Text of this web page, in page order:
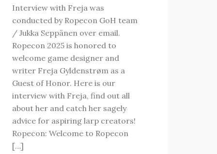
Interview with Freja was
conducted by Ropecon GoH team
/ Jukka Seppänen over email.
Ropecon 2025 is honored to
welcome game designer and
writer Freja Gyldenstrøm as a
Guest of Honor. Here is our
interview with Freja, find out all
about her and catch her sagely
advice for aspiring larp creators!
Ropecon: Welcome to Ropecon
[…]